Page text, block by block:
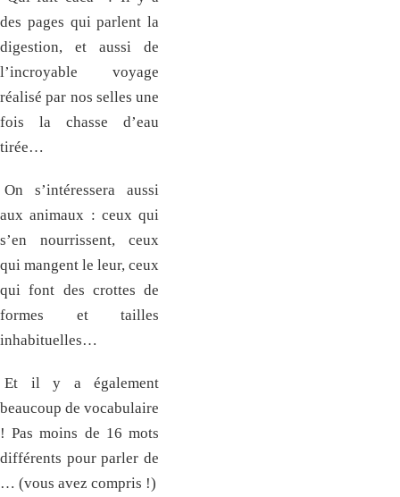
des pages qui parlent la
digestion, et aussi de
l’incroyable voyage
réalisé par nos selles une
fois la chasse d’eau
tirée…
On s’intéressera aussi
aux animaux : ceux qui
s’en nourrissent, ceux
qui mangent le leur, ceux
qui font des crottes de
formes et tailles
inhabituelles…
Et il y a également
beaucoup de vocabulaire
! Pas moins de 16 mots
différents pour parler de
… (vous avez compris !)